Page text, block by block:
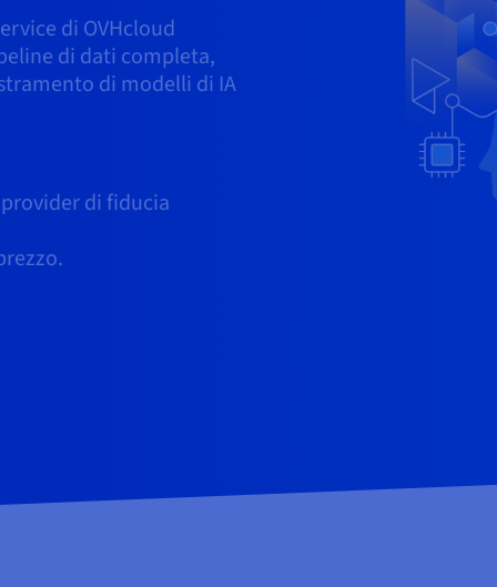
di OVHcloud
di dati completa,
di modelli di IA
di fiducia